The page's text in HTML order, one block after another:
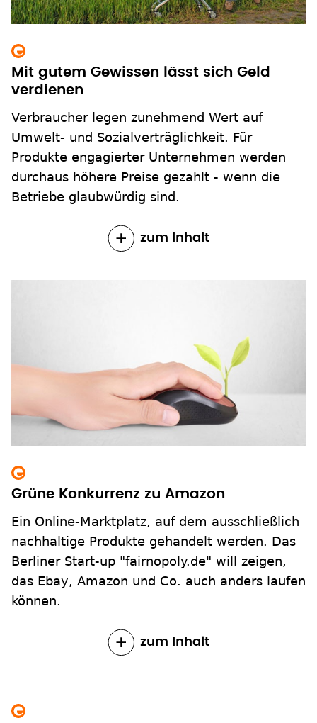
Mit gutem Gewissen lässt sich Geld
verdienen
Verbraucher legen zunehmend Wert auf
Umwelt- und Sozialverträglichkeit. Für
Produkte engagierter Unternehmen werden
durchaus höhere Preise gezahlt - wenn die
Betriebe glaubwürdig sind.
zum Inhalt
Grüne Konkurrenz zu Amazon
Ein Online-Marktplatz, auf dem ausschließlich
nachhaltige Produkte gehandelt werden. Das
Berliner Start-up "fairnopoly.de" will zeigen,
das Ebay, Amazon und Co. auch anders laufen
können.
zum Inhalt